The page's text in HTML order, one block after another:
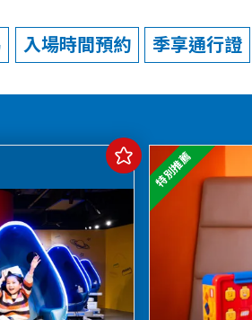
入場時間預約 季享通行證
特別推薦